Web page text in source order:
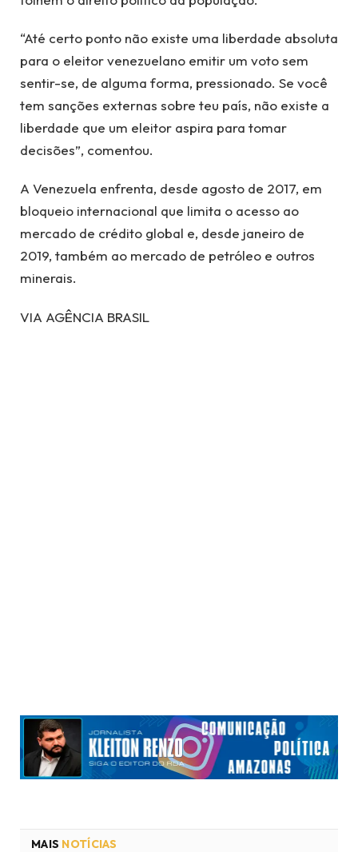
“Até certo ponto não existe uma liberdade absoluta
para o eleitor venezuelano emitir um voto sem
sentir-se, de alguma forma, pressionado. Se você
tem sanções externas sobre teu país, não existe a
liberdade que um eleitor aspira para tomar
decisões”, comentou.
A Venezuela enfrenta, desde agosto de 2017, em
bloqueio internacional que limita o acesso ao
mercado de crédito global e, desde janeiro de
2019, também ao mercado de petróleo e outros
minerais.
VIA AGÊNCIA BRASIL
MAIS NOTÍCIAS